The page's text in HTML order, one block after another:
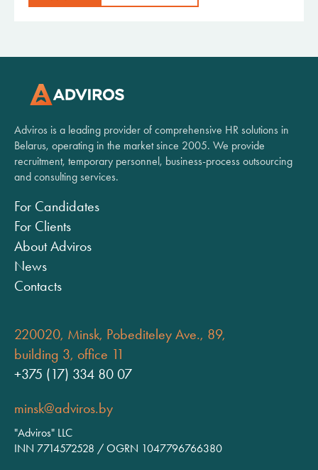
Adviros is a leading provider of comprehensive HR solutions in
Belarus, operating in the market since 2005. We provide
recruitment, temporary personnel, business-process outsourcing
and consulting services.
For Candidates
For Clients
About Adviros
News
Contacts
220020, Minsk, Pobediteley Ave., 89,
building 3, office 11
+375 (17) 334 80 07
minsk@adviros.by
"Adviros" LLC
INN 7714572528 / OGRN 1047796766380